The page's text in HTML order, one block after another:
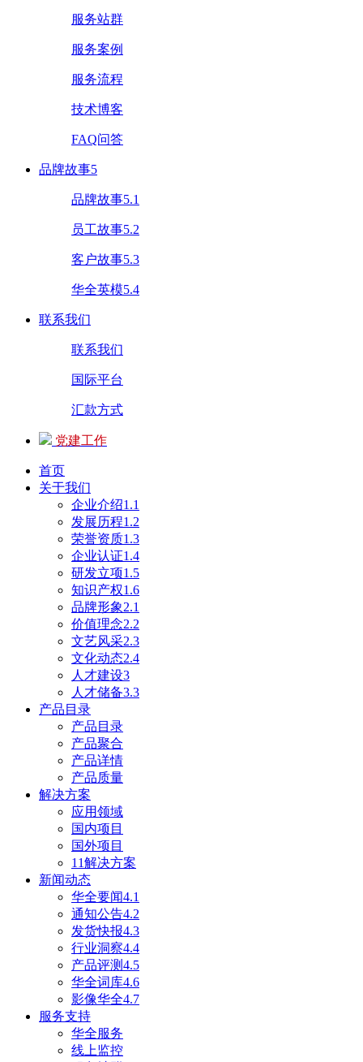
服务站群
服务案例
服务流程
技术博客
FAQ问答
品牌故事5
品牌故事5.1
员工故事5.2
客户故事5.3
华全英模5.4
联系我们
联系我们
国际平台
汇款方式
党建工作
首页
关于我们
企业介绍1.1
发展历程1.2
荣誉资质1.3
企业认证1.4
研发立项1.5
知识产权1.6
品牌形象2.1
价值理念2.2
文艺风采2.3
文化动态2.4
人才建设3
人才储备3.3
产品目录
产品目录
产品聚合
产品详情
产品质量
解决方案
应用领域
国内项目
国外项目
11解决方案
新闻动态
华全要闻4.1
通知公告4.2
发货快报4.3
行业洞察4.4
产品评测4.5
华全词库4.6
影像华全4.7
服务支持
华全服务
线上监控